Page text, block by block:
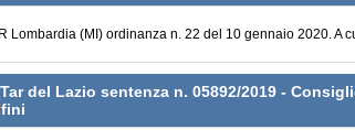
Lombardia (MI) ordinanza n. 22 del 10 gennaio 2020. A
del Lazio sentenza n. 05892/2019 -